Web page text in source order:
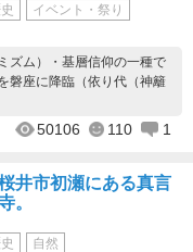
イベント・祭り
ズム）・基層信仰の一種で
磐座に降臨（依り代（神籬
50106 110 1
井市初瀬にある真言
。
自然